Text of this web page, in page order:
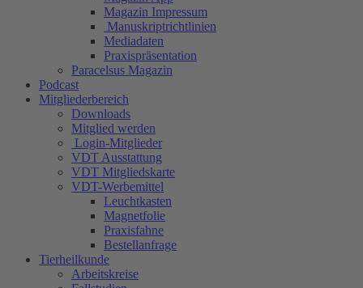
Magazin Impressum
Manuskriptrichtlinien
Mediadaten
Praxispräsentation
Paracelsus Magazin
Podcast
Mitgliederbereich
Downloads
Mitglied werden
Login-Mitglieder
VDT Ausstattung
VDT Mitgliedskarte
VDT-Werbemittel
Leuchtkasten
Magnetfolie
Praxisfahne
Bestellanfrage
Tierheilkunde
Arbeitskreise